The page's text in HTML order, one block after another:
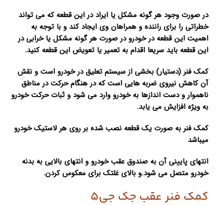
در صورت وجود هر گونه مشکل یا ایراد در این قطعه که می تواند
خطراتی را برای راننده و همراهان وی ایجاد کند و با توجه به
اهمیت این قطعه در خودرو در صورت هر گونه مشکل یا خرابی در
این قطعه باید سریعا اقدام به تعمیر یا تعویض این قطعه کنید.
کمک فنر (دستیار) بخشی از سیستم تعلیق در خودرو است و نقش
آن کاهش نیروی ضربه هایی است که در هنگام حرکت در مناطق
ناهموار و دست اندازها به خودرو وارد می شود و ثبات حرکت خودرو
به ویژه افزایش می یابد.
کمک فنر به صورت یک قطعه نصب شده بر روی هر لاستیک خودرو
میباشد
انتهای پایینی آن به صندوق عقب خودرو و انتهای بالایی به بدنه
خودرو متصل می شود.و بالای غلتک برای معکوس کردن.
کمک فنر عقب جک جی5